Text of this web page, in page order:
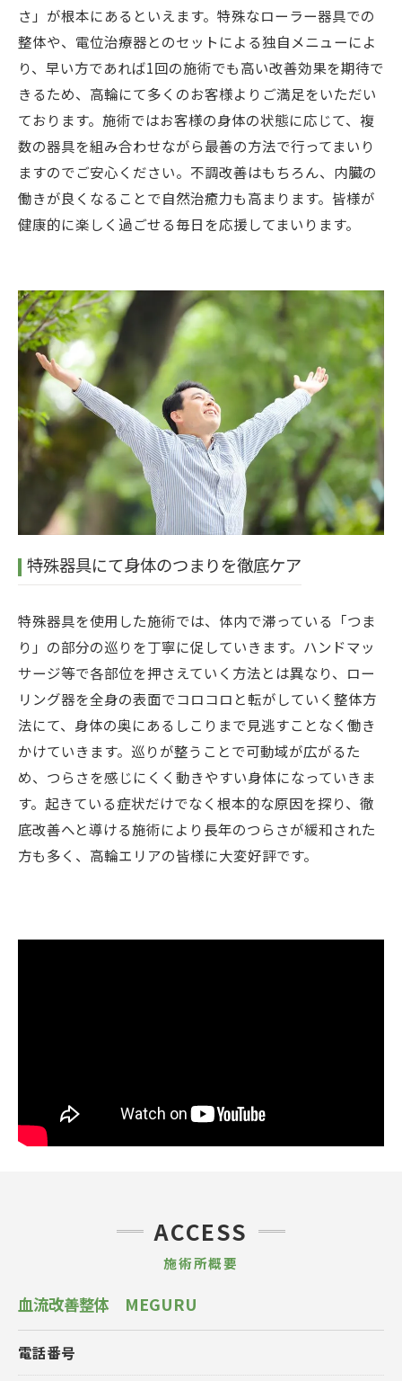
さ」が根本にあるといえます。特殊なローラー器具での
整体や、電位治療器とのセットによる独自メニューによ
り、早い方であれば1回の施術でも高い改善効果を期待で
きるため、高輪にて多くのお客様よりご満足をいただい
ております。施術ではお客様の身体の状態に応じて、複
数の器具を組み合わせながら最善の方法で行ってまいり
ますのでご安心ください。不調改善はもちろん、内臓の
働きが良くなることで自然治癒力も高まります。皆様が
健康的に楽しく過ごせる毎日を応援してまいります。
特殊器具にて身体のつまりを徹底ケア
特殊器具を使用した施術では、体内で滞っている「つま
り」の部分の巡りを丁寧に促していきます。ハンドマッ
サージ等で各部位を押さえていく方法とは異なり、ロー
リング器を全身の表面でコロコロと転がしていく整体方
法にて、身体の奥にあるしこりまで見逃すことなく働き
かけていきます。巡りが整うことで可動域が広がるた
め、つらさを感じにくく動きやすい身体になっていきま
す。起きている症状だけでなく根本的な原因を探り、徹
底改善へと導ける施術により長年のつらさが緩和された
方も多く、高輪エリアの皆様に大変好評です。
施術所概要
ACCESS
血流改善整体 MEGURU
電話番号